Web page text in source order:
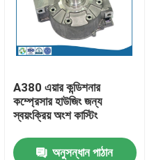
A380 এয়ার কন্ডিশনার
কম্প্রেসার হাউজিং জন্য
স্বয়ংক্রিয় অংশ কাস্টিং
অনুসন্ধান পাঠান